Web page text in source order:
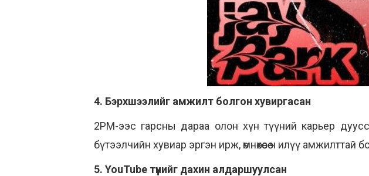
4. Бэрхшээлийг амжилт болгон хувиргасан
2PM-ээс гарсны дараа олон хүн түүний карьер
бүтээлчийн хувиар эргэн ирж, өмнөхөөсөө ч илүү
5. YouTube түүнийг дахин алдаршуулсан